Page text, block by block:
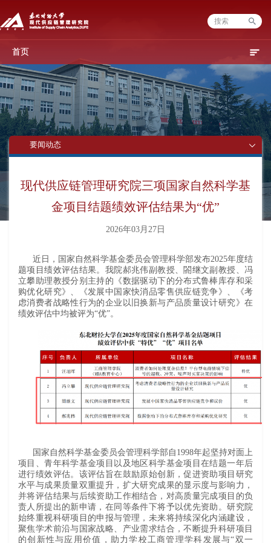
首页
要闻动态
现代供应链管理研究院三项国家自然科学基
金项目结题绩效评估结果为“优”
2026年03月27日
近日，国家自然科学基金委员会管理科学部发布2025年度结
题项目绩效评估结果。我院郝兆伟副教授、閤继文副教授、冯
立攀助理教授分别主持的《数据驱动下的分布式鲁棒库存和采
购优化研究》、《发展中国家快消品零售供应链竞争》、《考
虑消费者战略性行为的企业以旧换新与产品质量设计研究》在
绩效评估中均被评为“优”。
国家自然科学基金委员会管理科学部自1998年起坚持对面上
项目、青年科学基金项目以及地区科学基金项目在结题一年后
进行绩效评估。该评估旨在鼓励原始创新，促进资助项目研究
水平与成果质量双重提升，扩大研究成果的显示度与影响力，
并将评估结果与后续资助工作相结合，对高质量完成项目的负
责人所提出的新申请，在同等条件下将予以优先资助。研究院
始终重视科研项目的申报与管理，未来将持续深化内涵建设，
聚焦学术前沿与国家战略、产业需求结合，不断提升科研项目
的创新性与应用价值，助力学校工商管理学科发展与“双一